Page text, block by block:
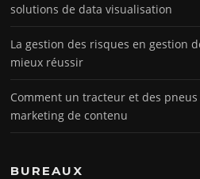
solutions de data visualisation
La gestion des risques en gestion
mieux réussir
Comment un tracteur et des
marketing de contenu
BUREAUX